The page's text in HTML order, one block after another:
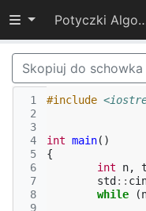
Przełącz widoczność Potyczki
Skopiuj do schowka
1
2
3
4
5
6
7
8
9
#include
int main()
{
int
n,
std ::
while
(